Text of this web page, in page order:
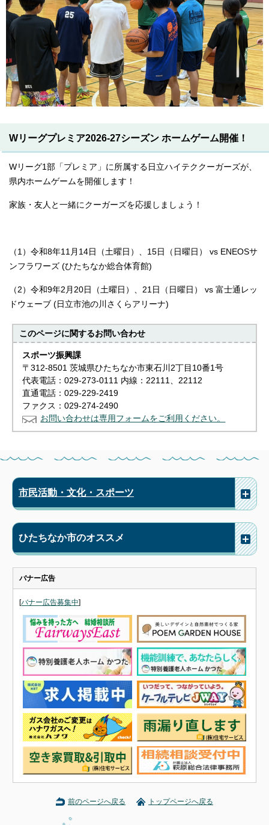
Wリーグプレミア2026-27シーズン ホームゲーム開催！
Wリーグ1部「プレミア」に所属する日立ハイテククーガーズが、
県内ホームゲームを開催します！
家族・友人と一緒にクーガーズを応援しましょう！
（1）令和8年11月14日（土曜日）、15日（日曜日） vs ENEOSサ
ンフラワーズ (ひたちなか総合体育館)
（2）令和9年2月20日（土曜日）、21日（日曜日） vs 富士通レッ
ドウェーブ (日立市池の川さくらアリーナ)
このページに関するお問い合わせ
スポーツ振興課
〒312-8501 茨城県ひたちなか市東石川2丁目10番1号
代表電話：029-273-0111 内線：22111、22112
直通電話：029-229-2419
ファクス：029-274-2490
お問い合わせは専用フォームをご利用ください。
市民活動・文化・スポーツ
ひたちなか市のオススメ
バナー広告
[バナー広告募集中]
前のページへ戻る トップページへ戻る